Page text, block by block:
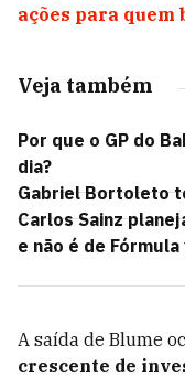
ações para quem
Veja também
Por que o GP do
dia?
Gabriel Bortoleto
Carlos Sainz
e não é de Fórmula
A saída de Blume
crescente de